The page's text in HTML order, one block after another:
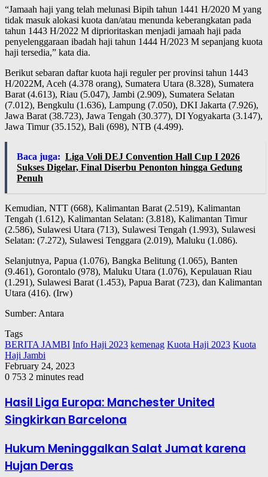
“Jamaah haji yang telah melunasi Bipih tahun 1441 H/2020 M yang
tidak masuk alokasi kuota dan/atau menunda keberangkatan pada
tahun 1443 H/2022 M diprioritaskan menjadi jamaah haji pada
penyelenggaraan ibadah haji tahun 1444 H/2023 M sepanjang kuota
haji tersedia,” kata dia.
Berikut sebaran daftar kuota haji reguler per provinsi tahun 1443
H/2022M, Aceh (4.378 orang), Sumatera Utara (8.328), Sumatera
Barat (4.613), Riau (5.047), Jambi (2.909), Sumatera Selatan
(7.012), Bengkulu (1.636), Lampung (7.050), DKI Jakarta (7.926),
Jawa Barat (38.723), Jawa Tengah (30.377), DI Yogyakarta (3.147),
Jawa Timur (35.152), Bali (698), NTB (4.499).
Baca juga: Liga Voli DEJ Convention Hall Cup I 2026
Sukses Digelar, Final Diserbu Penonton hingga Gedung
Penuh
Kemudian, NTT (668), Kalimantan Barat (2.519), Kalimantan
Tengah (1.612), Kalimantan Selatan: (3.818), Kalimantan Timur
(2.586), Sulawesi Utara (713), Sulawesi Tengah (1.993), Sulawesi
Selatan: (7.272), Sulawesi Tenggara (2.019), Maluku (1.086).
Selanjutnya, Papua (1.076), Bangka Belitung (1.065), Banten
(9.461), Gorontalo (978), Maluku Utara (1.076), Kepulauan Riau
(1.291), Sulawesi Barat (1.453), Papua Barat (723), dan Kalimantan
Utara (416). (Irw)
Sumber: Antara
Tags
BERITA JAMBI Info Haji 2023 kemenag Kuota Haji 2023 Kuota
Haji Jambi
February 24, 2023
0 753 2 minutes read
Hasil Liga Europa: Manchester United
Singkirkan Barcelona
Hukum Meninggalkan Salat Jumat karena
Hujan Deras